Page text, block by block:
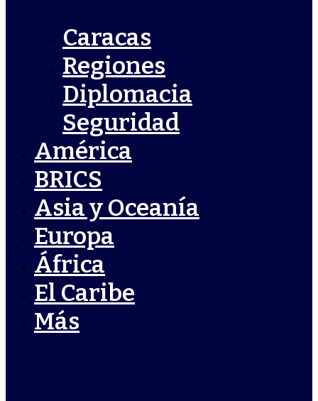
Caracas
Regiones
Diplomacia
Seguridad
América
BRICS
Asia y Oceanía
Europa
África
El Caribe
Más